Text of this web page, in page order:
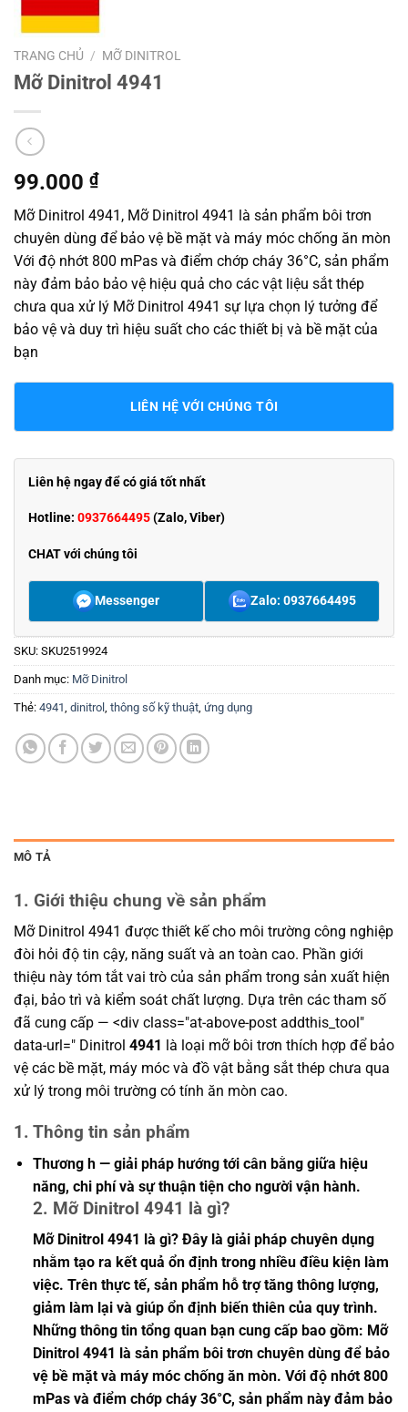
TRANG CHỦ / MỠ DINITROL
Mỡ Dinitrol 4941
99.000 ₫
Mỡ Dinitrol 4941, Mỡ Dinitrol 4941 là sản phẩm bôi trơn
chuyên dùng để bảo vệ bề mặt và máy móc chống ăn mòn
Với độ nhớt 800 mPas và điểm chớp cháy 36°C, sản phẩm
này đảm bảo bảo vệ hiệu quả cho các vật liệu sắt thép
chưa qua xử lý Mỡ Dinitrol 4941 sự lựa chọn lý tưởng để
bảo vệ và duy trì hiệu suất cho các thiết bị và bề mặt của
bạn
LIÊN HỆ VỚI CHÚNG TÔI
Liên hệ ngay để có giá tốt nhất
Hotline: 0937664495(Zalo, Viber)
CHAT với chúng tôi
Messenger Zalo: 0937664495
SKU: SKU2519924
Danh mục: Mỡ Dinitrol
Thẻ: 4941 dinitrol thông số kỹ thuật ứng dụng
MÔ TẢ
1. Giới thiệu chung về sản phẩm
Mỡ Dinitrol 4941 được thiết kế cho môi trường công nghiệp
đòi hỏi độ tin cậy, năng suất và an toàn cao. Phần giới
thiệu này tóm tắt vai trò của sản phẩm trong sản xuất hiện
đại, bảo trì và kiểm soát chất lượng. Dựa trên các tham số
đã cung cấp — <div class="at-above-post addthis_tool"
data-url=" Dinitrol 4941 là loại mỡ bôi trơn thích hợp để bảo
vệ các bề mặt, máy móc và đồ vật bằng sắt thép chưa qua
xử lý trong môi trường có tính ăn mòn cao.
1. Thông tin sản phẩm
Thương h — giải pháp hướng tới cân bằng giữa hiệu
năng, chi phí và sự thuận tiện cho người vận hành.
2. Mỡ Dinitrol 4941 là gì?
Mỡ Dinitrol 4941 là gì? Đây là giải pháp chuyên dụng
nhằm tạo ra kết quả ổn định trong nhiều điều kiện làm
việc. Trên thực tế, sản phẩm hỗ trợ tăng thông lượng,
giảm làm lại và giúp ổn định biến thiên của quy trình.
Những thông tin tổng quan bạn cung cấp bao gồm: Mỡ
Dinitrol 4941 là sản phẩm bôi trơn chuyên dùng để bảo
vệ bề mặt và máy móc chống ăn mòn. Với độ nhớt 800
mPas và điểm chớp cháy 36°C, sản phẩm này đảm bảo